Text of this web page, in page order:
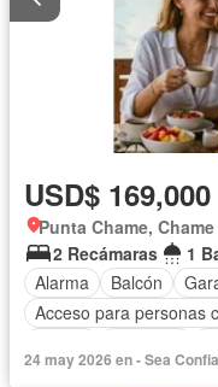
USD$ 169,000
Punta Chame, Chame
2 Recámaras
1
Alarma
Balcón
Acceso para personas
Vista panorámica
24 may 2026 en - Sea